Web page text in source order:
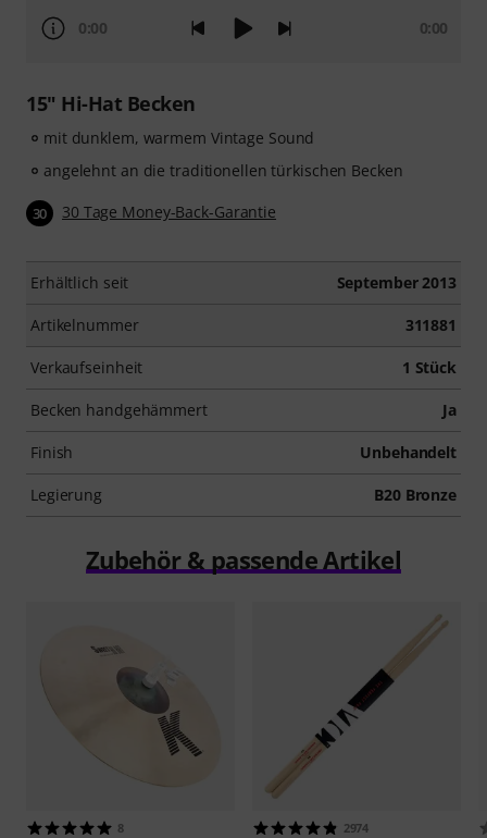
0:00 0:00
15" Hi-Hat Becken
mit dunklem, warmem Vintage Sound
angelehnt an die traditionellen türkischen Becken
30 30 Tage Money-Back-Garantie
Erhältlich seit September 2013
Artikelnummer 311881
Verkaufseinheit 1 Stück
Becken handgehämmert Ja
Finish Unbehandelt
Legierung B20 Bronze
Zubehör & passende Artikel
8 2974